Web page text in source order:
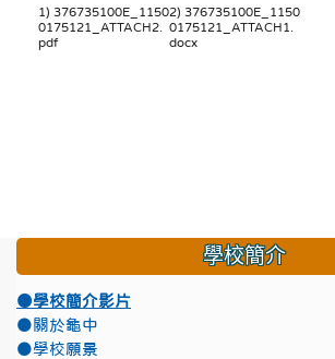
1) 376735100E_1150
0175121_ATTACH2.
pdf
2) 376735100E_1150
0175121_ATTACH1.
docx
學校簡介
●學校簡介影片
●關於龜中
●學校願景